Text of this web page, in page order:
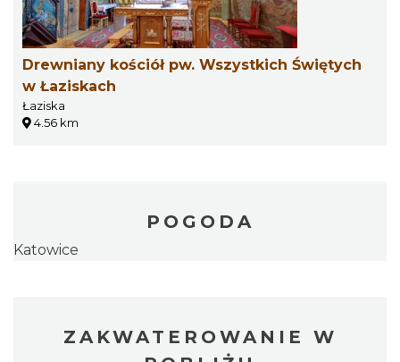
Drewniany kościół pw. Wszystkich Świętych
w Łaziskach
Łaziska
4.56 km
POGODA
Katowice
ZAKWATEROWANIE W